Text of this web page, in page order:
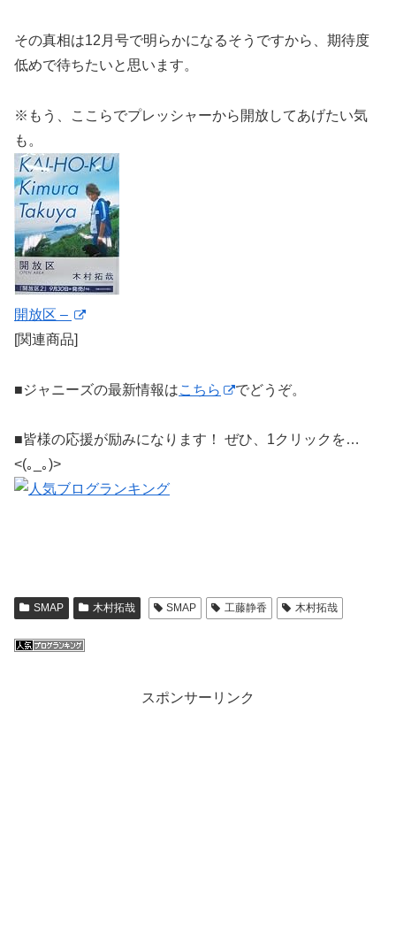
その真相は12月号で明らかになるそうですから、期待度
低めで待ちたいと思います。
※もう、ここらでプレッシャーから開放してあげたい気
も。
開放区 –
[関連商品]
■ジャニーズの最新情報はこちら でどうぞ。
■皆様の応援が励みになります！ ぜひ、1クリックを…
<(｡_｡)>
SMAP 木村拓哉 SMAP 工藤静香 木村拓哉
スポンサーリンク